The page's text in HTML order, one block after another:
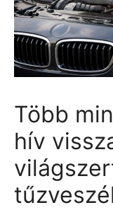
Több
hív